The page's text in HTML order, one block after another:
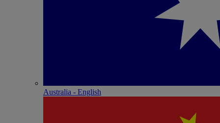
Australia - English